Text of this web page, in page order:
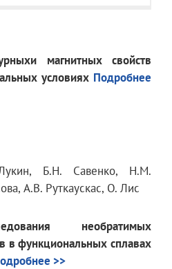
магнитных свойств
условиях Подробнее
Б.Н. Савенко, Н.M.
A.В. Руткаускас, О. Лис
необратимых
в функциональных сплавах
>>